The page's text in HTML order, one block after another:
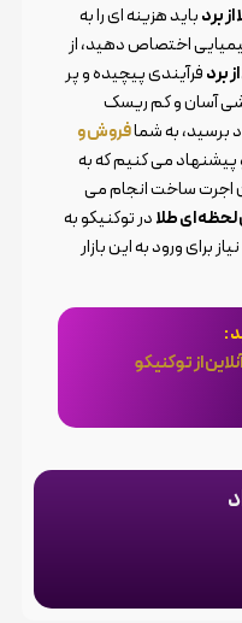
بردباید هزینه ای را به
اختصاص دهید، از
بردفرآیندی پیچیده و پر
آسان و کم ریسک
برسید، به شمافروش و
پیشنهاد می کنیم که به
اجرت ساخت انجام می
ای طلادر توکنیکو به
برای ورود به این بازار
:
از توکنیکو